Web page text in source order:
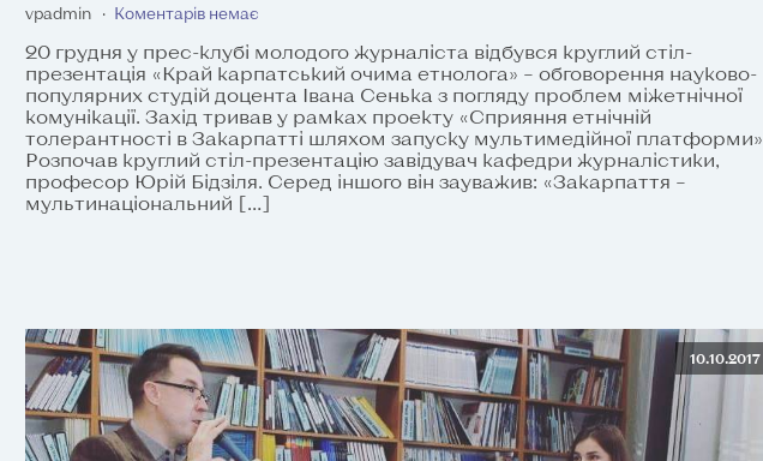
vpadmin Коментарів немає
20 грудня у прес-клубі молодого журналіста відбувся круглий стіл-
презентація «Край карпатський очима етнолога» – обговорення науково-
популярних студій доцента Івана Сенька з погляду проблем міжетнічної
комунікації. Захід тривав у рамках проекту «Сприяння етнічній
толерантності в Закарпатті шляхом запуску мультимедійної платформи».
Розпочав круглий стіл-презентацію завідувач кафедри журналістики,
професор Юрій Бідзіля. Серед іншого він зауважив: «Закарпаття –
мультинаціональний […]
10.10.2017